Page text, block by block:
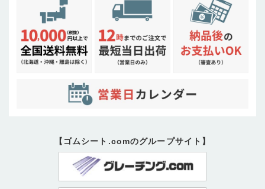
【ゴムシート.comのグループサイト】